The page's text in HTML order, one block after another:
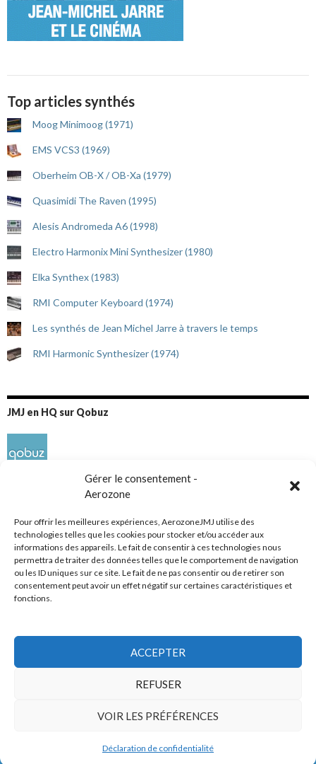
Gérer le consentement -
Aerozone
Pour offrir les meilleures expériences, AerozoneJMJ utilise des
technologies telles que les cookies pour stocker et/ou accéder aux
informations des appareils. Le fait de consentir à ces technologies nous
permettra de traiter des données telles que le comportement de navigation
ou les ID uniques sur ce site. Le fait de ne pas consentir ou de retirer son
consentement peut avoir un effet négatif sur certaines caractéristiques et
fonctions.
ACCEPTER
REFUSER
VOIR LES PRÉFÉRENCES
Déclaration de confidentialité
Top articles synthés
Moog Minimoog (1971)
EMS VCS3 (1969)
Oberheim OB-X / OB-Xa (1979)
Quasimidi The Raven (1995)
Alesis Andromeda A6 (1998)
Electro Harmonix Mini Synthesizer (1980)
Elka Synthex (1983)
RMI Computer Keyboard (1974)
Les synthés de Jean Michel Jarre à travers le temps
RMI Harmonic Synthesizer (1974)
JMJ en HQ sur Qobuz
Réseaux sociaux
© Mars 2006-Août 2026
Politique de confidentialité Fièrement propulsé par WordPress